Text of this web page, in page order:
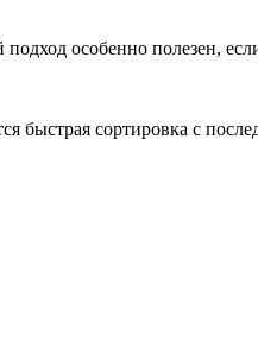
особенно полезен,
быстрая сортировка с